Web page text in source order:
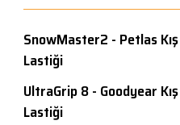
SnowMaster2 - Petlas Kış
Lastiği
UltraGrip 8 - Goodyear Kış
Lastiği